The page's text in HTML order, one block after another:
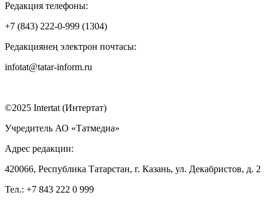
Редакция телефоны:
+7 (843) 222-0-999 (1304)
Редакциянең электрон почтасы:
infotat@tatar-inform.ru
©2025 Intertat (Интертат)
Учредитель АО «Татмедиа»
Адрес редакции:
420066, Республика Татарстан, г. Казань, ул. Декабристов, д. 2
Тел.: +7 843 222 0 999